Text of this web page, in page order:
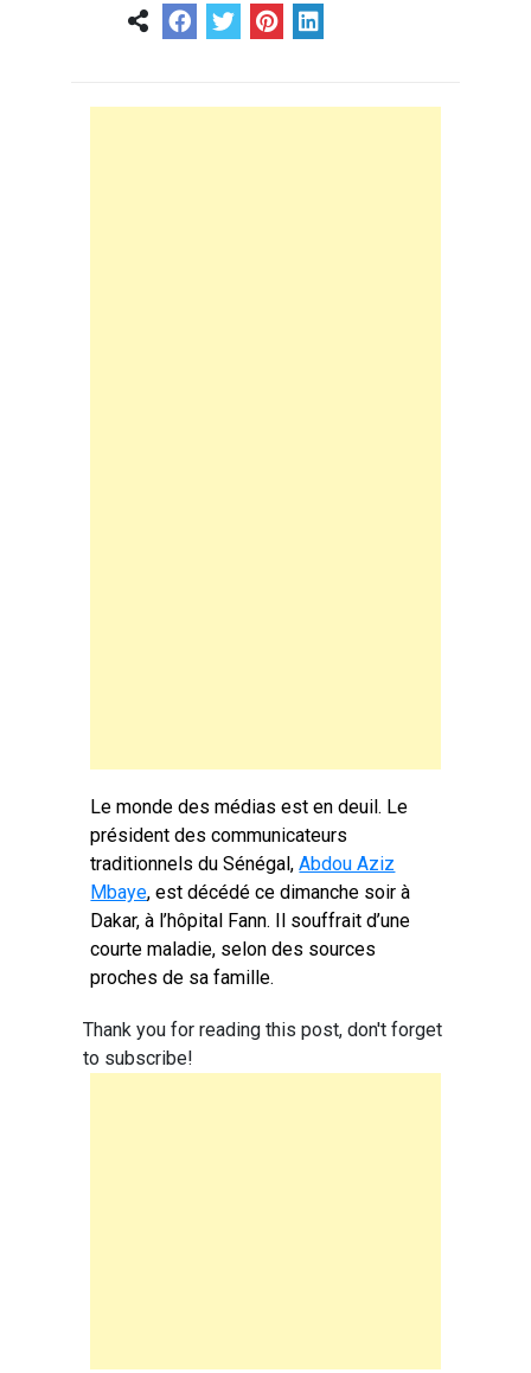
Le monde des médias est en deuil. Le
président des communicateurs
traditionnels du Sénégal,Abdou Aziz
Mbaye, est décédé ce dimanche soir à
Dakar, à l’hôpital Fann. Il souffrait d’une
courte maladie, selon des sources
proches de sa famille.
Thank you for reading this post, don't forget
to subscribe!